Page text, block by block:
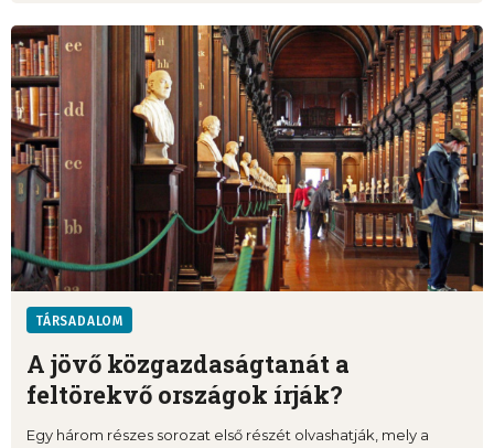
TÁRSADALOM
A jövő közgazdaságtanát a
feltörekvő országok írják?
Egy három részes sorozat első részét olvashatják, mely a